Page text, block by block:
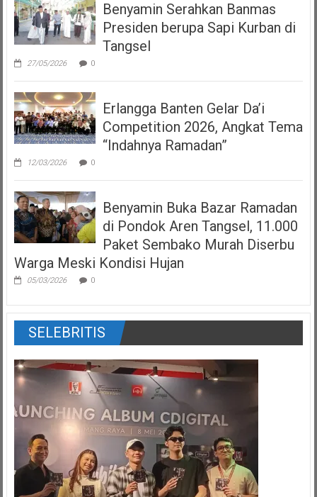
Benyamin Serahkan Banmas
Presiden berupa Sapi Kurban di
Tangsel
27/05/2026 0
Erlangga Banten Gelar Da’i
Competition 2026, Angkat Tema
“Indahnya Ramadan”
12/03/2026 0
Benyamin Buka Bazar Ramadan
di Pondok Aren Tangsel, 11.000
Paket Sembako Murah Diserbu
Warga Meski Kondisi Hujan
05/03/2026 0
SELEBRITIS